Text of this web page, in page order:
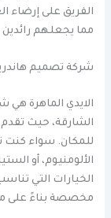
الفريق على إرضاء
مما يجعلهم رائدين
شركة تصميم
الايدي الماهرة
الشارقة، حيث
للمكان. سواء
الألومنيوم، أو
الخيارات التي
مخصصة بناءً على